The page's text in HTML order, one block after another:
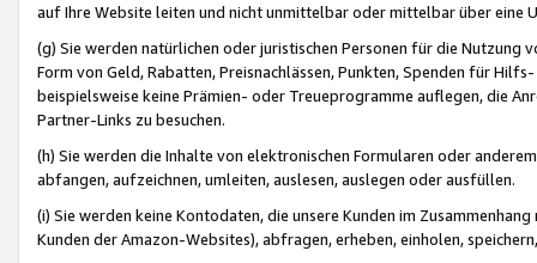
auf Ihre Website leiten und nicht unmittelbar oder mittelbar über eine
(g) Sie werden natürlichen oder juristischen Personen für die Nutzung
Form von Geld, Rabatten, Preisnachlässen, Punkten, Spenden für
beispielsweise keine Prämien- oder Treueprogramme auflegen, die
Partner-Links zu besuchen.
(h) Sie werden die Inhalte von elektronischen Formularen oder
abfangen, aufzeichnen, umleiten, auslesen, auslegen oder ausfüllen.
(i) Sie werden keine Kontodaten, die unsere Kunden im
Kunden der Amazon-Websites), abfragen, erheben, einholen,